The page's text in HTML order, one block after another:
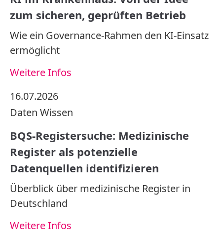
zum sicheren, geprüften Betrieb
Wie ein Governance-Rahmen den KI-Einsatz
ermöglicht
Weitere Infos
16.07.2026
Daten Wissen
BQS-Registersuche: Medizinische
Register als potenzielle
Datenquellen identifizieren
Überblick über medizinische Register in
Deutschland
Weitere Infos